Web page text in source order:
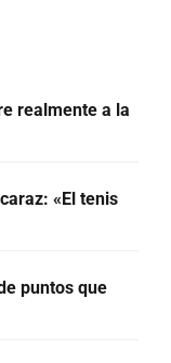
realmente a la
«El tenis
puntos que